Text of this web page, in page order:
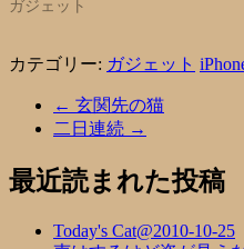
ガジェット
カテゴリー: ガジェット
← 玄関先の猫
二日連続 →
最近読まれた投稿
Today's Cat@2010-10-25